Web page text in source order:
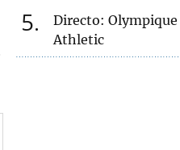
5
Directo:
Athletic